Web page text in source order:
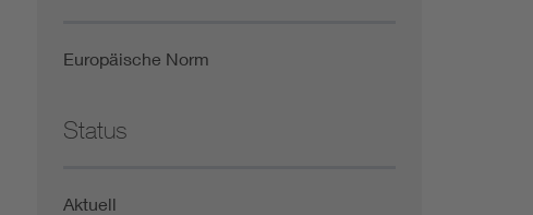
Gleichstromanwendungen im Wachstum
Europäische Norm
Status
Aktuell